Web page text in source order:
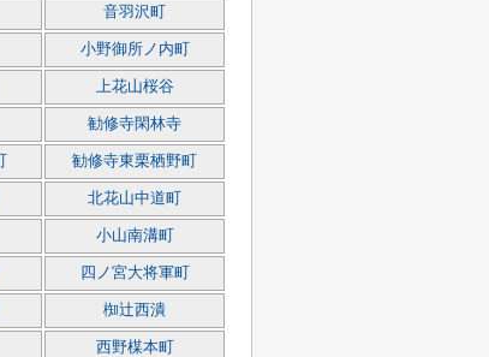
音羽沢町
小野御所ノ内町
上花山桜谷
勧修寺閑林寺
勧修寺東栗栖野町
北花山中道町
小山南溝町
四ノ宮大将軍町
椥辻西潰
西野楳本町